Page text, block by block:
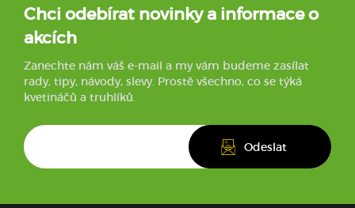
Chci odebírat novinky a informace o
akcích
Zanechte nám váš e-mail a my vám budeme zasílat
rady, tipy, návody, slevy. Prostě všechno, co se týká
kvetináčů a truhlíků.